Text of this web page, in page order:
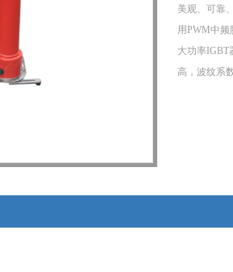
美观、可靠
用PWM中
大功率IGBT
高，波纹系